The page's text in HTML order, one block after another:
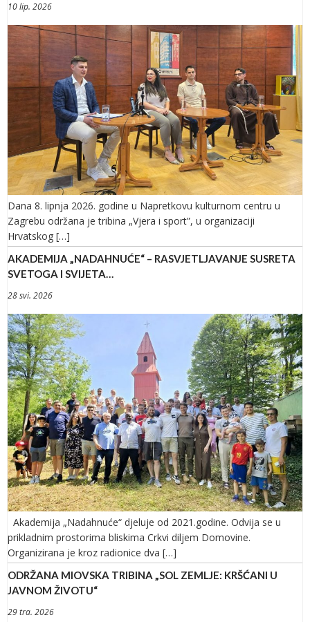
10 lip. 2026
Dana 8. lipnja 2026. godine u Napretkovu kulturnom centru u
Zagrebu održana je tribina „Vjera i sport”, u organizaciji
Hrvatskog […]
AKADEMIJA „NADAHNUĆE“ – RASVJETLJAVANJE SUSRETA
SVETOGA I SVIJETA…
28 svi. 2026
Akademija „Nadahnuće“ djeluje od 2021.godine. Odvija se u
prikladnim prostorima bliskima Crkvi diljem Domovine.
Organizirana je kroz radionice dva […]
ODRŽANA MIOVSKA TRIBINA „SOL ZEMLJE: KRŠĆANI U
JAVNOM ŽIVOTU“
29 tra. 2026